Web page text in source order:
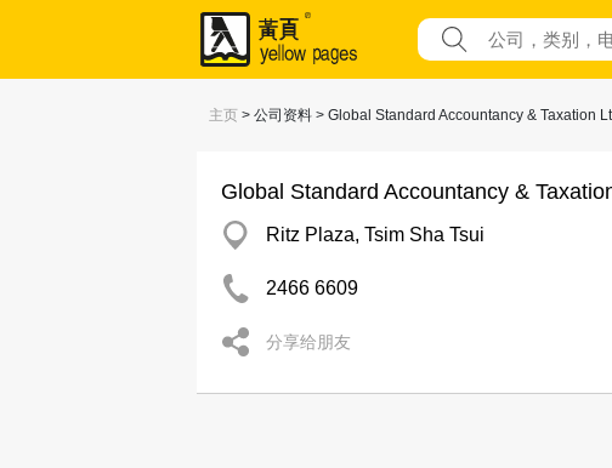
主页 > 公司资料 > Global Standard Accountancy & Taxation
Global Standard Accountancy &
Ritz Plaza, Tsim Sha Tsui
2466 6609
分享给朋友